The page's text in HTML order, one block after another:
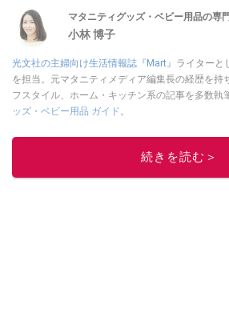
マタニティグッズ・ベビー用品の専
小林 博子
光文社の主婦向け生活情報誌『Mart』 ライターと
を担当。元マタニティメディア編集長の経歴を持
フスタイル、ホーム・キッチン系の記事を多数執
ッズ・ベビー用品 ガイド。
このイチオ
続きを読む＞